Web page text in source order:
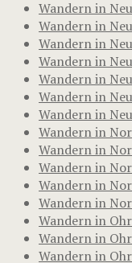
Wandern in
Wandern in
Wandern in
Wandern in
Wandern in
Wandern in
Wandern in
Wandern in
Wandern in
Wandern in
Wandern in
Wandern in
Wandern in
Wandern in
Wandern in